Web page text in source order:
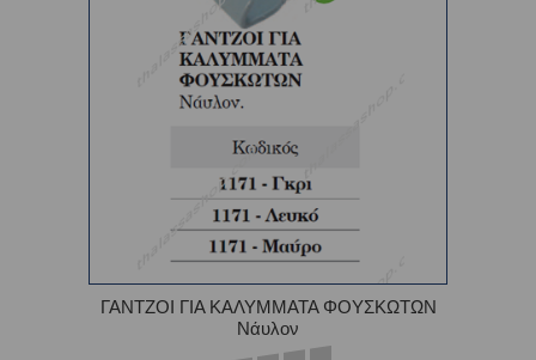
ΓΑΝΤΖΟΙ ΓΙΑ ΚΑΛΥΜΜΑΤΑ ΦΟΥΣΚΩΤΩΝ
Νάυλον